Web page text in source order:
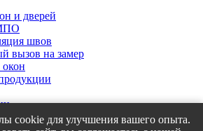
cookie для улучшения вашего опыта.
и дверей
швов
вызов на замер